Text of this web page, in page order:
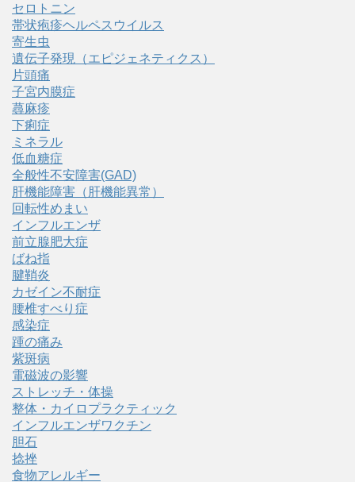
セロトニン
帯状疱疹ヘルペスウイルス
寄生虫
遺伝子発現（エピジェネティクス）
片頭痛
子宮内膜症
蕁麻疹
下痢症
ミネラル
低血糖症
全般性不安障害(GAD)
肝機能障害（肝機能異常）
回転性めまい
インフルエンザ
前立腺肥大症
ばね指
腱鞘炎
カゼイン不耐症
腰椎すべり症
感染症
踵の痛み
紫斑病
電磁波の影響
ストレッチ・体操
整体・カイロプラクティック
インフルエンザワクチン
胆石
捻挫
食物アレルギー